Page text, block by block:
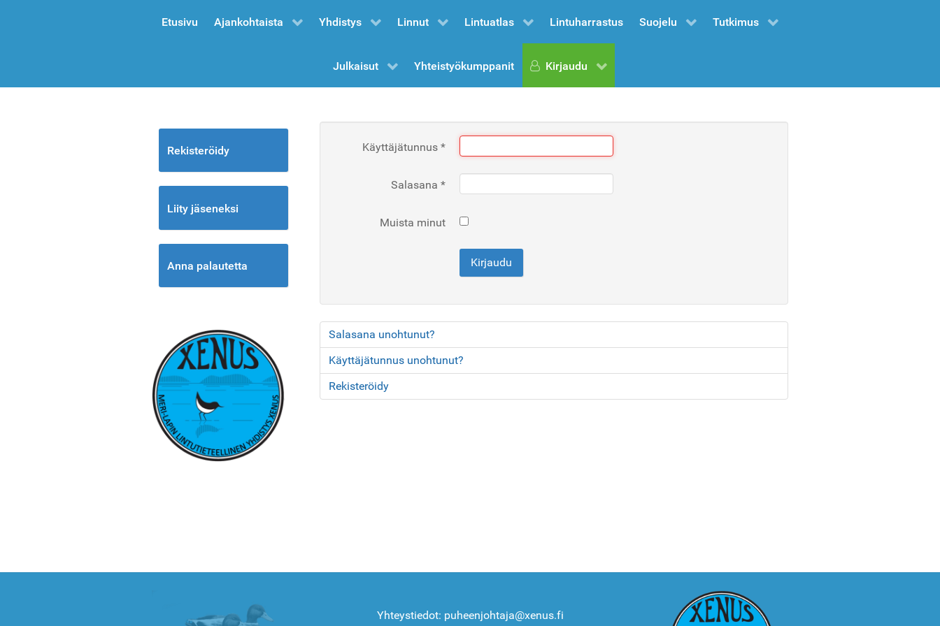
Etusivu Ajankohtaista Yhdistys Linnut Lintuatlas Lintuharrastus Suojelu Tutkimus
Julkaisut Yhteistyökumppanit Kirjaudu
Rekisteröidy
Liity jäseneksi
Anna palautetta
Käyttäjätunnus *
Salasana *
Muista minut
Kirjaudu
Salasana unohtunut?
Käyttäjätunnus unohtunut?
Rekisteröidy
Yhteystiedot: puheenjohtaja@xenus.fi